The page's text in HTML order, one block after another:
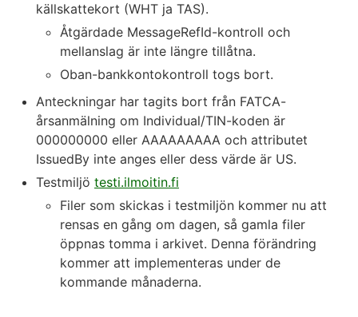
källskattekort (WHT ja TAS).
Åtgärdade MessageRefId-kontroll och
mellanslag är inte längre tillåtna.
Oban-bankkontokontroll togs bort.
Anteckningar har tagits bort från FATCA-
årsanmälning om Individual/TIN-koden är
000000000 eller AAAAAAAAA och attributet
IssuedBy inte anges eller dess värde är US.
Testmiljö testi.ilmoitin.fi
Filer som skickas i testmiljön kommer nu att
rensas en gång om dagen, så gamla filer
öppnas tomma i arkivet. Denna förändring
kommer att implementeras under de
kommande månaderna.